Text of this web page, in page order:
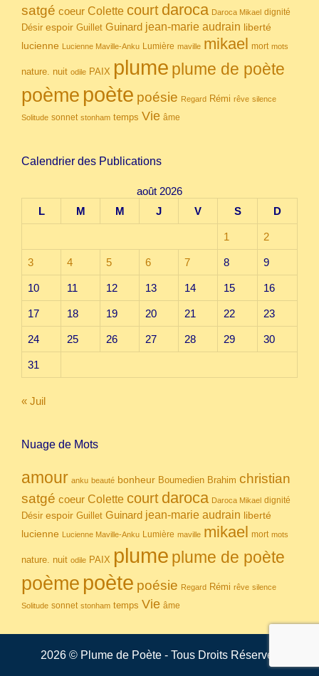
satgé coeur Colette court daroca Daroca Mikael dignité
Désir espoir Guillet Guinard jean-marie audrain liberté
lucienne Lucienne Maville-Anku Lumière maville mikael mort mots
nature. nuit odile PAIX plume plume de poète
poème poète poésie Regard Rémi rêve silence
Solitude sonnet stonham temps Vie âme
Calendrier des Publications
août 2026
L
M M J V S D
1 2
3 4 5 6 7 8 9
10 11 12 13 14 15 16
17 18 19 20 21 22 23
24 25 26 27 28 29 30
31
« Juil
Nuage de Mots
amour anku beauté bonheur Boumedien Brahim christian
satgé coeur Colette court daroca Daroca Mikael dignité
Désir espoir Guillet Guinard jean-marie audrain liberté
lucienne Lucienne Maville-Anku Lumière maville mikael mort mots
nature. nuit odile PAIX plume plume de poète
poème poète poésie Regard Rémi rêve silence
Solitude sonnet stonham temps Vie âme
2026 © Plume de Poète - Tous Droits Réservés